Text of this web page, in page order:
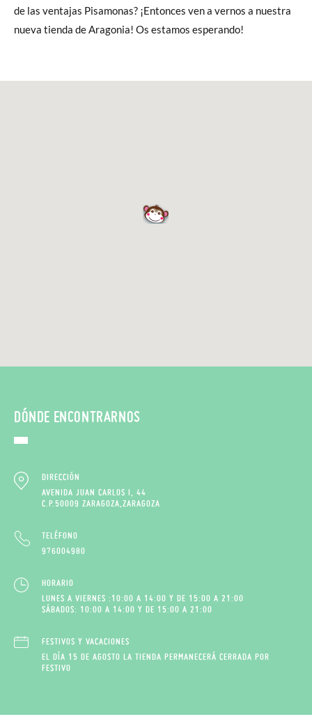
de las ventajas Pisamonas? ¡Entonces ven a vernos a nuestra
nueva tienda de Aragonia! Os estamos esperando!
DÓNDE ENCONTRARNOS
DIRECCIÓN
AVENIDA JUAN CARLOS I, 44
C.P.50009 ZARAGOZA,ZARAGOZA
TELÉFONO
976004980
HORARIO
LUNES A VIERNES :10:00 A 14:00 Y DE 15:00 A 21:00
SÁBADOS: 10:00 A 14:00 Y DE 15:00 A 21:00
FESTIVOS Y VACACIONES
EL DÍA 15 DE AGOSTO LA TIENDA PERMANECERÁ CERRADA POR
FESTIVO